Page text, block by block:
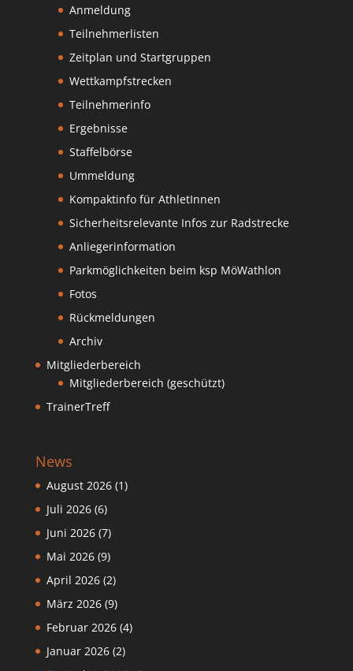
Anmeldung
Teilnehmerlisten
Zeitplan und Startgruppen
Wettkampfstrecken
Teilnehmerinfo
Ergebnisse
Staffelbörse
Ummeldung
Kompaktinfo für AthletInnen
Sicherheitsrelevante Infos zur Radstrecke
Anliegerinformation
Parkmöglichkeiten beim ksp MöWathlon
Fotos
Rückmeldungen
Archiv
Mitgliederbereich
Mitgliederbereich (geschützt)
TrainerTreff
News
August 2026(1)
Juli 2026(6)
Juni 2026(7)
Mai 2026(9)
April 2026(2)
März 2026(9)
Februar 2026(4)
Januar 2026(2)